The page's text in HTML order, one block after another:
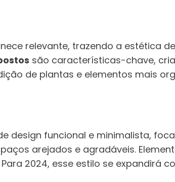
relevante, trazendo a estética
são características-chave,
de plantas e elementos mais
design funcional e minimalista,
arejados e agradáveis.
2024, esse estilo se expandirá